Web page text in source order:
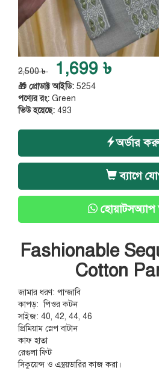
2,500 ৳ 1,699 ৳
🎁 প্রোডাক্ট আইডি: 5254
পণ্যের রং: Green
ভিউ হয়েছে: 493
অর্ডার
ব্যাগে
হোয়াটসঅ্যাপ
Fashionable
Cotton
জামার ধরণ: পান্জাবি
কাপড়: পিওর কটন
সাইজ: 40, 42, 44, 46
প্রিমিয়াম স্নেপ বাটান
কাফ হাতা
রেগুলা ফিট
সিকুয়েন্স ও এম্ব্রয়ডারির কাজ করা।